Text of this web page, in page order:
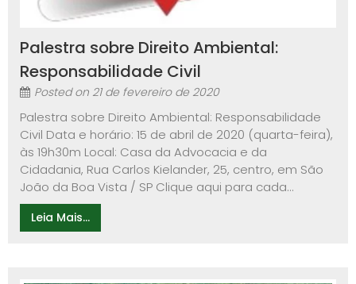
Palestra sobre Direito Ambiental:
Responsabilidade Civil
Posted on 21 de fevereiro de 2020
Palestra sobre Direito Ambiental: Responsabilidade
Civil Data e horário: 15 de abril de 2020 (quarta-feira),
às 19h30m Local: Casa da Advocacia e da
Cidadania, Rua Carlos Kielander, 25, centro, em São
João da Boa Vista / SP Clique aqui para cada...
Leia Mais...